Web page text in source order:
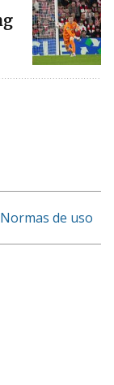
Normas de uso